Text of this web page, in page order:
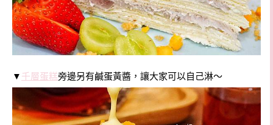
▼ 千層蛋糕旁邊另有鹹蛋黃醬，讓大家可以自己淋～